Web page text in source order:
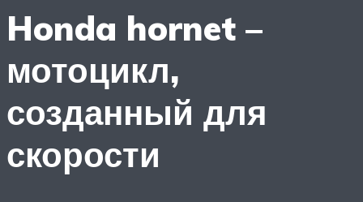
Honda hornet –
мотоцикл,
созданный для
скорости